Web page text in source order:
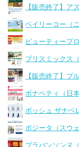
【販売終了】ア
ベイリーコー（
ビューティープ
ブリスミックス
【販売終了】ブ
ボナペティ（日
ボッシュ ザナベ
ボジータ（スウ
ブラバンソンヌ（